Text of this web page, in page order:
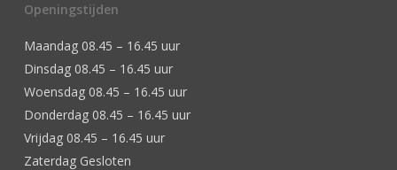
Openingstijden
Maandag 08.45 – 16.45 uur
Dinsdag 08.45 – 16.45 uur
Woensdag 08.45 – 16.45 uur
Donderdag 08.45 – 16.45 uur
Vrijdag 08.45 – 16.45 uur
Zaterdag Gesloten